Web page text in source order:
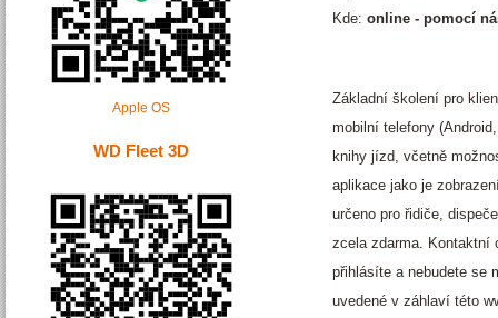
Apple OS
WD Fleet 3D
Kde: online - pomocí
Základní školení pro
mobilní telefony
knihy jízd, včetně
aplikace jako je
určeno pro řidiče,
zcela zdarma. Kontaktní
přihlásíte a nebudete se
uvedené v záhlaví této